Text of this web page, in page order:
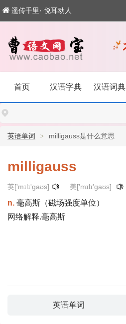
遥传千里· 悦耳动人
首页 汉语字典 汉语词典
英语单词 milligauss是什么意思
milligauss
英['mɪlɪ'gaʊs] 美['mɪlɪ'gaʊs]
n. 毫高斯（磁场强度单位）
网络解释.毫高斯
英语单词